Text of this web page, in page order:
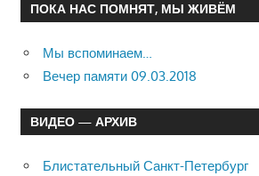
ПОКА НАС ПОМНЯТ, МЫ ЖИВЁМ
Мы вспоминаем…
Вечер памяти 09.03.2018
ВИДЕО — АРХИВ
Блистательный Санкт-Петербург